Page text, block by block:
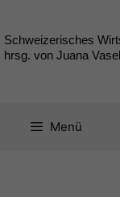
Schweizerisches
hrsg. von Juana
Menü